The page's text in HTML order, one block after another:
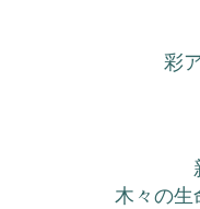
彩
木々の生